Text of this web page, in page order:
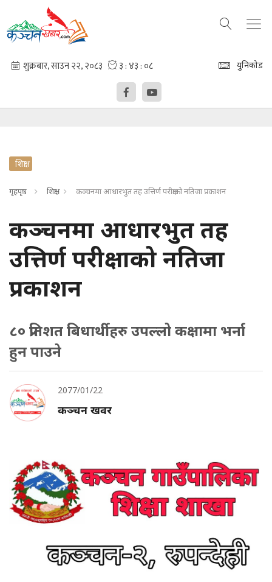
युनिकोड
शिक्षा
गृहपृष्ठ शिक्षा कञ्चनमा आधारभुत तह उत्तिर्ण परीक्षाको नतिजा प्रकाशन
कञ्चनमा आधारभुत तह
उत्तिर्ण परीक्षाको नतिजा
प्रकाशन
८० प्रतिशत बिधार्थीहरु उपल्लो कक्षामा भर्ना
हुन पाउने
2077/01/22
कञ्चन खवर